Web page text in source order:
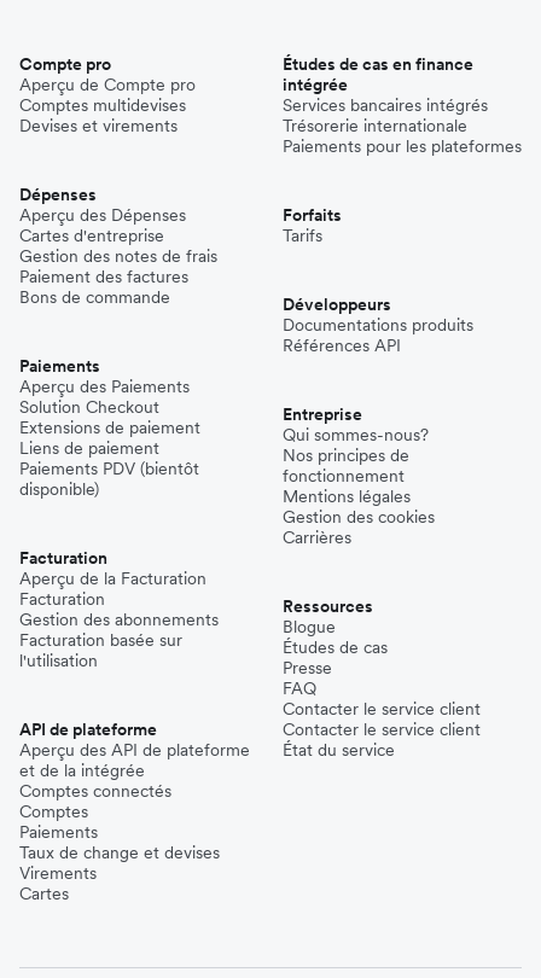
Compte pro
Aperçu de Compte pro
Comptes multidevises
Devises et virements
Dépenses
Aperçu des Dépenses
Cartes d'entreprise
Gestion des notes de frais
Paiement des factures
Bons de commande
Paiements
Aperçu des Paiements
Solution Checkout
Extensions de paiement
Liens de paiement
Paiements PDV (bientôt
disponible)
Facturation
Aperçu de la Facturation
Facturation
Gestion des abonnements
Facturation basée sur
l'utilisation
API de plateforme
Aperçu des API de plateforme
et de la intégrée
Comptes connectés
Comptes
Paiements
Taux de change et devises
Virements
Cartes
Études de cas en finance
intégrée
Services bancaires intégrés
Trésorerie internationale
Paiements pour les plateformes
Forfaits
Tarifs
Développeurs
Documentations produits
Références API
Entreprise
Qui sommes-nous?
Nos principes de
fonctionnement
Mentions légales
Gestion des cookies
Carrières
Ressources
Blogue
Études de cas
Presse
FAQ
Contacter le service client
Contacter le service client
État du service